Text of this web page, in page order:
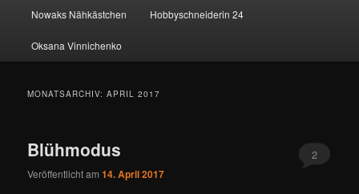
Nowaks Nähkästchen Hobbyschneiderin 24
Oksana Vinnichenko
MONATSARCHIV:APRIL 2017
Blühmodus
Veröffentlicht am14. April 2017
2